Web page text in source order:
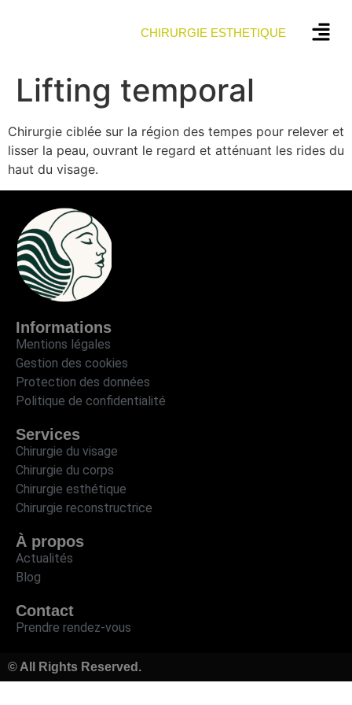
CHIRURGIE ESTHETIQUE
Lifting temporal
Chirurgie ciblée sur la région des tempes pour relever et
lisser la peau, ouvrant le regard et atténuant les rides du
haut du visage.
Informations
Mentions légales
Gestion des cookies
Protection des données
Politique de confidentialité
Services
Chirurgie du visage
Chirurgie du corps
Chirurgie esthétique
Chirurgie reconstructrice
À propos
Actualités
Blog
Contact
Prendre rendez-vous
© All Rights Reserved.